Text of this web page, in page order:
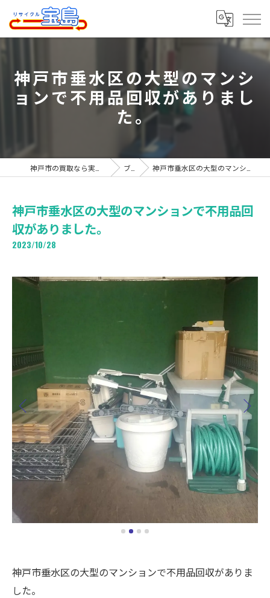
神戸市垂水区の大型のマンシ
ョンで不用品回収がありまし
た。
ブログ 神戸市垂水区の大型のマンションで不用品回収がありました。
神戸市垂水区の大型のマンションで不用品回
収がありました。
2023/10/28
神戸市垂水区の大型のマンションで不用品回収がありま
した。